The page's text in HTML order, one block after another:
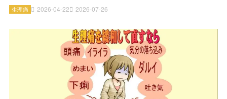
2026-04-22 2026-07-26
生理痛